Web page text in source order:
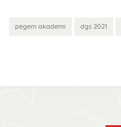
pegem akademi dgs 2021